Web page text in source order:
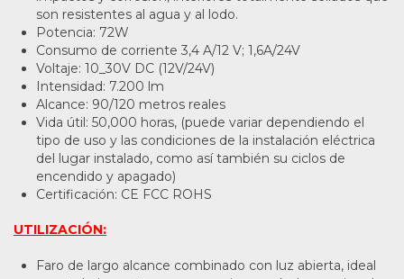
son resistentes al agua y al lodo.
Potencia: 72W
Consumo de corriente 3,4 A/12 V; 1,6A/24V
Voltaje: 10_30V DC (12V/24V)
Intensidad: 7.200 lm
Alcance: 90/120 metros reales
Vida útil: 50,000 horas, (puede variar dependiendo el
tipo de uso y las condiciones de la instalación eléctrica
del lugar instalado, como así también su ciclos de
encendido y apagado)
Certificación: CE FCC ROHS
UTILIZACIÓN:
Faro de largo alcance combinado con luz abierta, ideal